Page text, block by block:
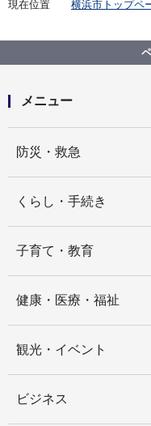
現在位置 横浜市トップペ
令和７年度『横
者を決定しまし
メニュー
防災・救急
くらし・手続き
子育て・教育
健康・医療・福祉
観光・イベント
ビジネス